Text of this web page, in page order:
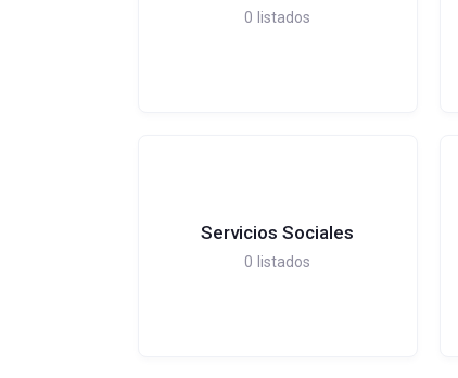
0 listados
Servicios Sociales
0 listados